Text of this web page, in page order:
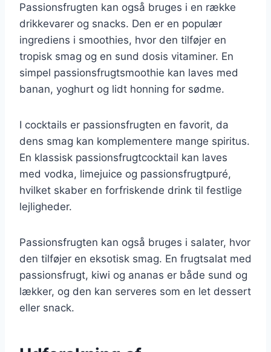
Passionsfrugten kan også bruges i en række
drikkevarer og snacks. Den er en populær
ingrediens i smoothies, hvor den tilføjer en
tropisk smag og en sund dosis vitaminer. En
simpel passionsfrugtsmoothie kan laves med
banan, yoghurt og lidt honning for sødme.
I cocktails er passionsfrugten en favorit, da
dens smag kan komplementere mange spiritus.
En klassisk passionsfrugtcocktail kan laves
med vodka, limejuice og passionsfrugtpuré,
hvilket skaber en forfriskende drink til festlige
lejligheder.
Passionsfrugten kan også bruges i salater, hvor
den tilføjer en eksotisk smag. En frugtsalat med
passionsfrugt, kiwi og ananas er både sund og
lækker, og den kan serveres som en let dessert
eller snack.